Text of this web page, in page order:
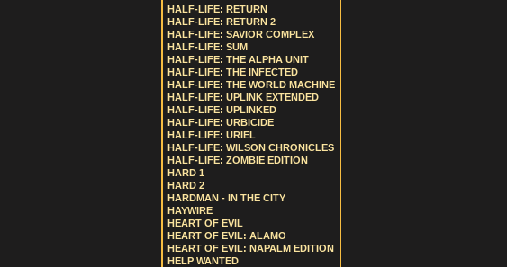
HALF-LIFE: RETURN
HALF-LIFE: RETURN 2
HALF-LIFE: SAVIOR COMPLEX
HALF-LIFE: SUM
HALF-LIFE: THE ALPHA UNIT
HALF-LIFE: THE INFECTED
HALF-LIFE: THE WORLD MACHINE
HALF-LIFE: UPLINK EXTENDED
HALF-LIFE: UPLINKED
HALF-LIFE: URBICIDE
HALF-LIFE: URIEL
HALF-LIFE: WILSON CHRONICLES
HALF-LIFE: ZOMBIE EDITION
HARD 1
HARD 2
HARDMAN - IN THE CITY
HAYWIRE
HEART OF EVIL
HEART OF EVIL: ALAMO
HEART OF EVIL: NAPALM EDITION
HELP WANTED